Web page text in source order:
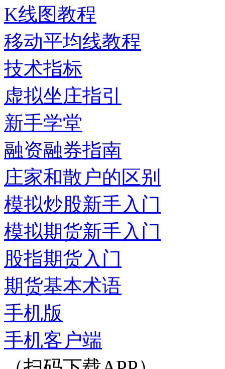
K线图教程
移动平均线教程
技术指标
虚拟坐庄指引
新手学堂
融资融券指南
庄家和散户的区别
模拟炒股新手入门
模拟期货新手入门
股指期货入门
期货基本术语
手机版
手机客户端